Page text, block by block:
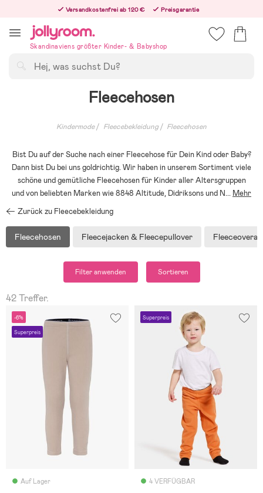
innehållet
Versandkostenfrei ab 120 €
Preisgarantie
Bestelle heute, dann versenden wir direkt nach dem Feiertag
Skandinaviens größter Kinder- & Babyshop
Fleecehosen
Kindermode Fleecebekleidung Fleecehosen
Bist Du auf der Suche nach einer Fleecehose für Dein Kind oder Baby?
Dann bist Du bei uns goldrichtig. Wir haben in unserem Sortiment viele
schöne und gemütliche Fleecehosen für Kinder aller Altersgruppen
und von beliebten Marken wie 8848 Altitude, Didriksons und N... Mehr
Zurück zu Fleecebekleidung
Fleecehosen Fleecejacken & Fleecepullover
Filter anwenden Sortieren
42 Treffer.
-6%
Superpreis
Auf Lager
Superpreis
4 VERFÜGBAR